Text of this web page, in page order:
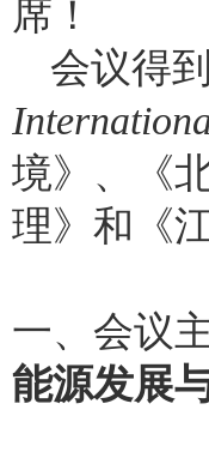
席！
会议得
境》、《
理》和《
一、会议
能源发展